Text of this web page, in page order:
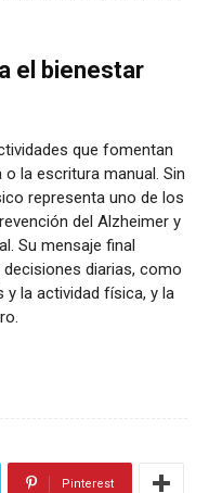
el bienestar
que fomentan
la escritura manual. Sin
representa uno de los
del Alzheimer y
Su mensaje final
diarias, como
y la actividad física, y la
Pinterest